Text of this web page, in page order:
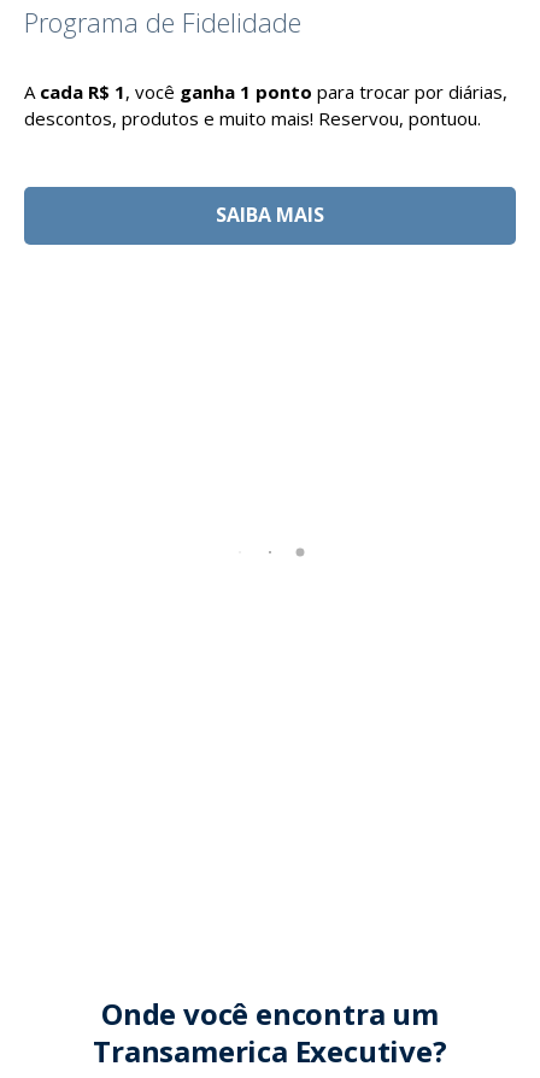
Programa de Fidelidade
A cada R$ 1, você ganha 1 ponto para trocar por diárias,
descontos, produtos e muito mais! Reservou, pontuou.
SAIBA MAIS
Onde você encontra um
Transamerica Executive?